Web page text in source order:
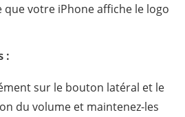
que votre iPhone affiche le logo
:
sur le bouton latéral et le
du volume et maintenez-les